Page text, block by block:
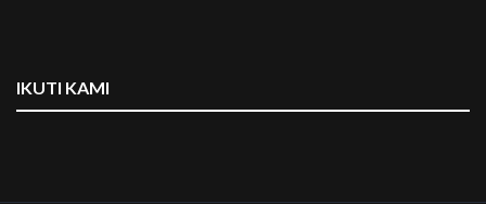
IKUTI KAMI